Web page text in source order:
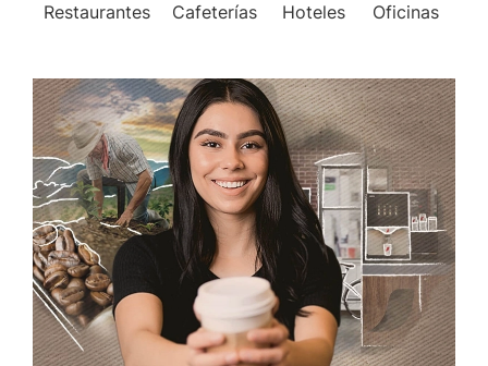
Restaurantes Cafeterías Hoteles Oficinas